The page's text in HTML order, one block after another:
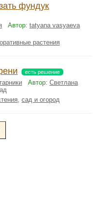
фундук
Автор: tatyana vasyaeva
растения
есть решение
Автор: Светлана
сад и огород